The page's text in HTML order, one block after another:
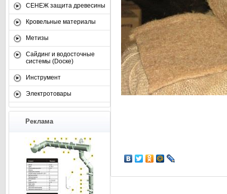
СЕНЕЖ защита древесины
Кровельные материалы
Метизы
Сайдинг и водосточные
системы (Dоске)
Инструмент
Электротовары
Реклама